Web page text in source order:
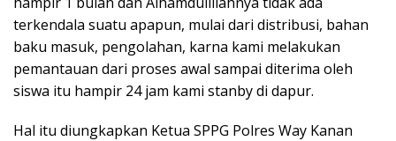
terkendala suatu apapun, mulai dari distribusi, bahan
baku masuk, pengolahan, karna kami melakukan
pemantauan dari proses awal sampai diterima oleh
siswa itu hampir 24 jam kami stanby di dapur.
Hal itu diungkapkan Ketua SPPG Polres Way Kanan